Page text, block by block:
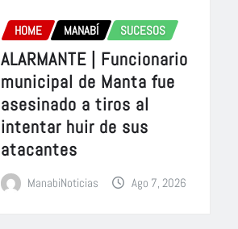
HOME MANABÍ SUCESOS
ALARMANTE | Funcionario
municipal de Manta fue
asesinado a tiros al
intentar huir de sus
atacantes
ManabiNoticias Ago 7, 2026